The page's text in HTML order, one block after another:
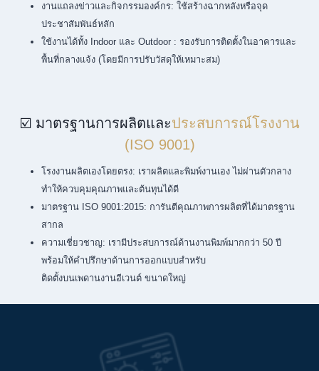
งานแถลงข่าวและกิจกรรมองค์กร: ใช้สร้างฉากหลังหรือจุด
ประชาสัมพันธ์หลัก
ใช้งานได้ทั้ง Indoor และ Outdoor : รองรับการติดตั้งในอาคารและ
พื้นที่กลางแจ้ง (โดยมีการปรับวัสดุให้เหมาะสม)
☑️ มาตรฐานการผลิตและประสบการณ์โรงงาน
(ISO 9001)
โรงงานผลิตเองโดยตรง: เราผลิตและพิมพ์งานเอง ไม่ผ่านตัวกลาง
ทำให้ควบคุมคุณภาพและต้นทุนได้ดี
มาตรฐาน ISO 9001:2015: การันตีคุณภาพการผลิตที่ได้มาตรฐาน
สากล
ความเชี่ยวชาญ: เรามีประสบการณ์ด้านงานพิมพ์มากกว่า 50 ปี
พร้อมให้คำปรึกษาด้านการออกแบบสำหรับ
ติดตั้งบนเพดานงานอีเวนต์ ขนาดใหญ่